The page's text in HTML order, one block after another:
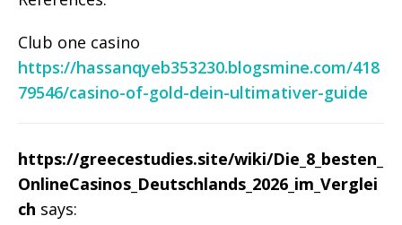
Club one casino
https://hassanqyeb353230.blogsmine.com/418
79546/casino-of-gold-dein-ultimativer-guide
https://greecestudies.site/wiki/Die_8_besten_
OnlineCasinos_Deutschlands_2026_im_Verglei
ch says: